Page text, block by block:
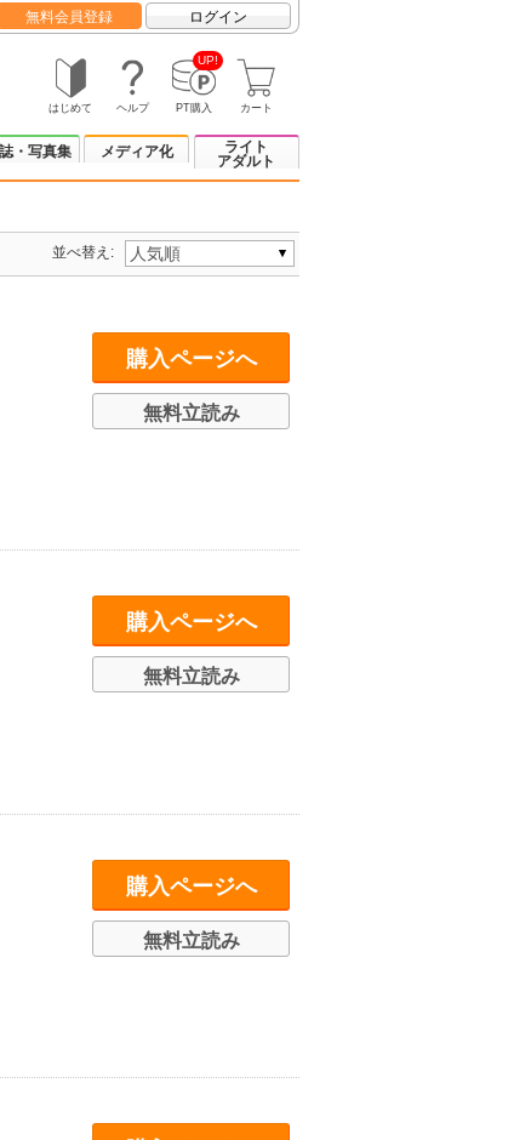
無料会員登録 ログイン
はじめて ヘルプ
UP!
PT購入 カート
・写真集 メディア化
ライト
アダルト
並べ替え:
購入ページへ
無料立読み
購入ページへ
無料立読み
購入ページへ
無料立読み